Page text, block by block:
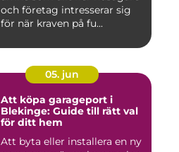
och företag intresserar sig
för när kraven på fu...
05. jun
Att köpa garageport i
Blekinge: Guide till rätt val
för ditt hem
Att byta eller installera en ny